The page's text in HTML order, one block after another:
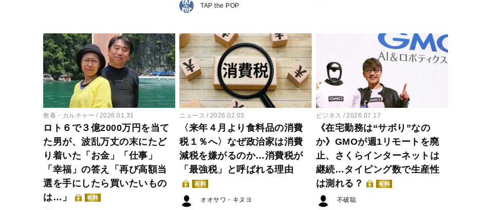
TAP the POP
教養・カルチャー 2026.01.31
ロト６で３億2000万円を当て
た男が、波乱万丈の末にたど
り着いた「お金」「仕事」
「幸福」の答え「再び高額当
選を手にしたら買いたいもの
は…」
有料
ニュース 2026.02.03
〈来年４月より食料品の消費
税１％へ〉なぜ政治家は消費
減税を嫌がるのか…消費税が
「最強税」と呼ばれる理由
有料
オオサワ・キヌヨ
ビジネス 2026.07.17
《在宅勤務は“サボり”なの
か》GMOが週1リモートを廃
止、さくらインターネットは
継続…タイピング数で生産性
は測れる？
有料
不破聡